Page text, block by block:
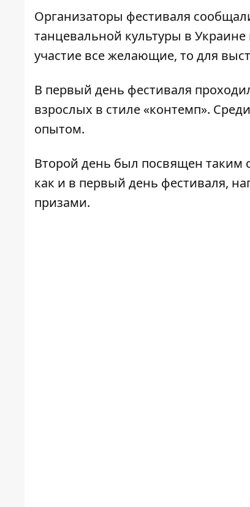
Организаторы фестиваля
танцевальной культуры в
участие все желающие, то для
В первый день фестиваля
взрослых в стиле «контемп».
опытом.
Второй день был посвящен таким
как и в первый день фестиваля,
призами.